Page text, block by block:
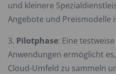
und kleinere
Angebote und Preismodelle
Pilotphase: Eine
Anwendungen ermöglicht
Cloud-Umfeld zu sammeln